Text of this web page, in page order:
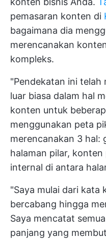
pemasaran konten di
bagaimana dia
merencanakan
kompleks.
"Pendekatan ini telah
luar biasa dalam hal
konten untuk
menggunakan peta
merencanakan 3 hal:
halaman pilar,
internal di antara
"Saya mulai dari kata
bercabang hingga
Saya mencatat
panjang yang